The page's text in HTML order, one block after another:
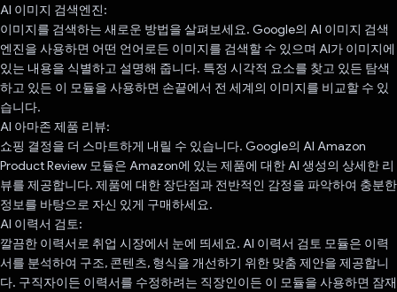
AI 이미지 검색엔진:
이미지를 검색하는 새로운 방법을 살펴보세요. Google의 AI 이미지 검색
엔진을 사용하면 어떤 언어로든 이미지를 검색할 수 있으며 AI가 이미지에
있는 내용을 식별하고 설명해 줍니다. 특정 시각적 요소를 찾고 있든 탐색
하고 있든 이 모듈을 사용하면 손끝에서 전 세계의 이미지를 비교할 수 있
습니다.
AI 아마존 제품 리뷰:
쇼핑 결정을 더 스마트하게 내릴 수 있습니다. Google의 AI Amazon
Product Review 모듈은 Amazon에 있는 제품에 대한 AI 생성의 상세한 리
뷰를 제공합니다. 제품에 대한 장단점과 전반적인 감정을 파악하여 충분한
정보를 바탕으로 자신 있게 구매하세요.
AI 이력서 검토:
깔끔한 이력서로 취업 시장에서 눈에 띄세요. AI 이력서 검토 모듈은 이력
서를 분석하여 구조, 콘텐츠, 형식을 개선하기 위한 맞춤 제안을 제공합니
다. 구직자이든 이력서를 수정하려는 직장인이든 이 모듈을 사용하면 잠재